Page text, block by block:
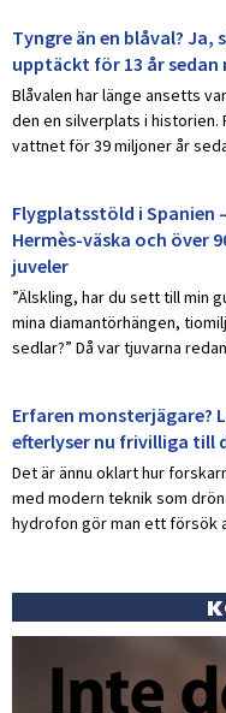
Tyngre än en blåval? Ja,
upptäckt för 13 år sedan
Blåvalen har länge ansetts
den en silverplats i
vattnet för 39 miljoner år
Flygplatsstöld i Spanien
Hermès-väska och över
juveler
”Älskling, har du sett till min
mina diamantörhängen,
sedlar?” Då var tjuvarna
Erfaren monsterjägare?
efterlyser nu frivilliga till
Det är ännu oklart hur
med modern teknik som
hydrofon gör man ett försök